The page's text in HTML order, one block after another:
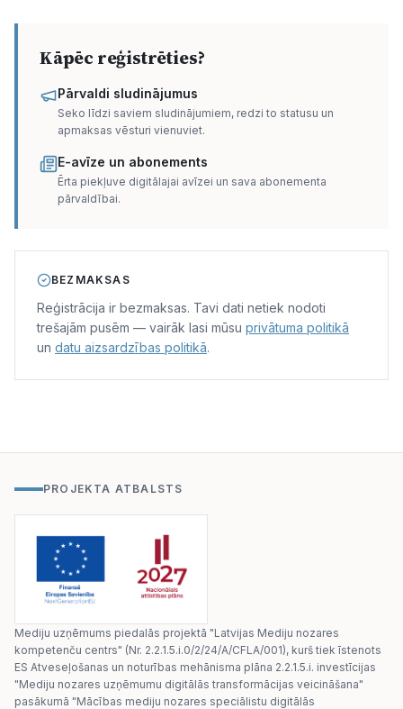
Kāpēc reģistrēties?
Pārvaldi sludinājumus
Seko līdzi saviem sludinājumiem, redzi to statusu un
apmaksas vēsturi vienuviet.
E-avīze un abonements
Ērta piekļuve digitālajai avīzei un sava abonementa
pārvaldībai.
BEZMAKSAS
Reģistrācija ir bezmaksas. Tavi dati netiek nodoti
trešajām pusēm — vairāk lasi mūsu privātuma politikā
un datu aizsardzības politikā.
PROJEKTA ATBALSTS
Mediju uzņēmums piedalās projektā "Latvijas Mediju nozares
kompetenču centrs" (Nr. 2.2.1.5.i.0/2/24/A/CFLA/001), kurš tiek īstenots
ES Atveseļošanas un noturības mehānisma plāna 2.2.1.5.i. investīcijas
"Mediju nozares uzņēmumu digitālās transformācijas veicināšana"
pasākumā "Mācības mediju nozares speciālistu digitālās